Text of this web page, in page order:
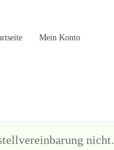
Mein Konto
于 联系 nicht.